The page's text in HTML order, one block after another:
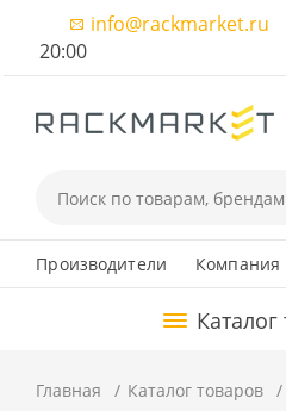
info@rackmarket.ru
20:00
Производители Компания
Главная Каталог товаров